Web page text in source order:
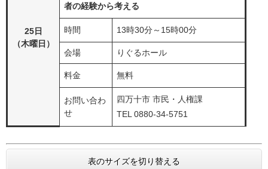
25日
（木曜日）
者の経験から考える​
時間 13時30分～15時00分
会場 りぐるホール
料金 無料
お問い合わ
せ
四万十市 市民・人権課
TEL 0880-34-5751
表のサイズを切り替える